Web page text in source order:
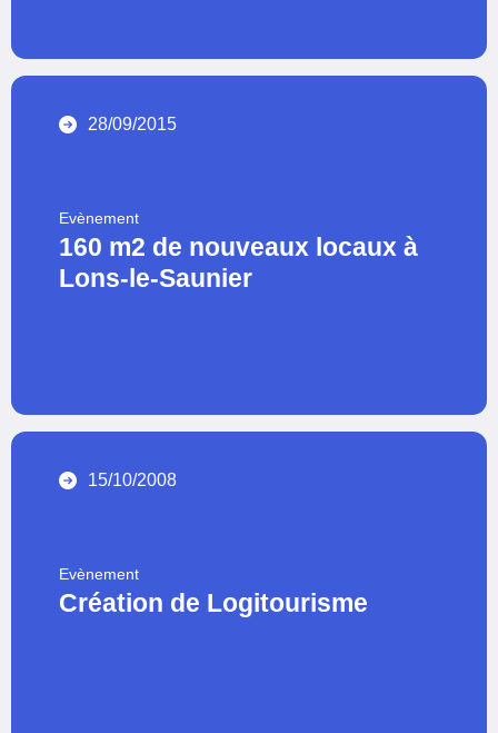
28/09/2015
Evènement
160 m2 de nouveaux locaux à
Lons-le-Saunier
15/10/2008
Evènement
Création de Logitourisme